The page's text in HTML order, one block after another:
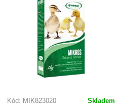
Kód: MIK823020 Skladem